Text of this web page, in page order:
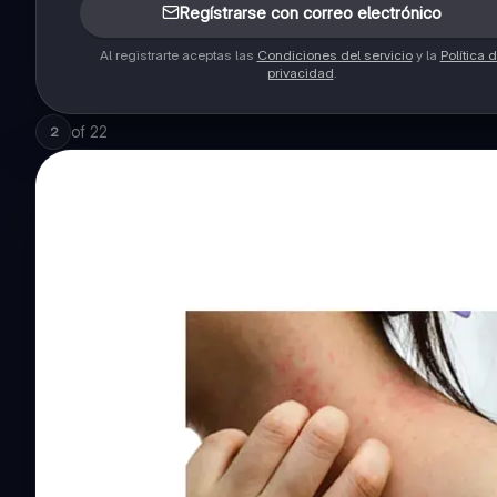
Regístrarse con correo electrónico
Al registrarte aceptas las Condiciones del servicioy la Política
privacidad
2 of 22